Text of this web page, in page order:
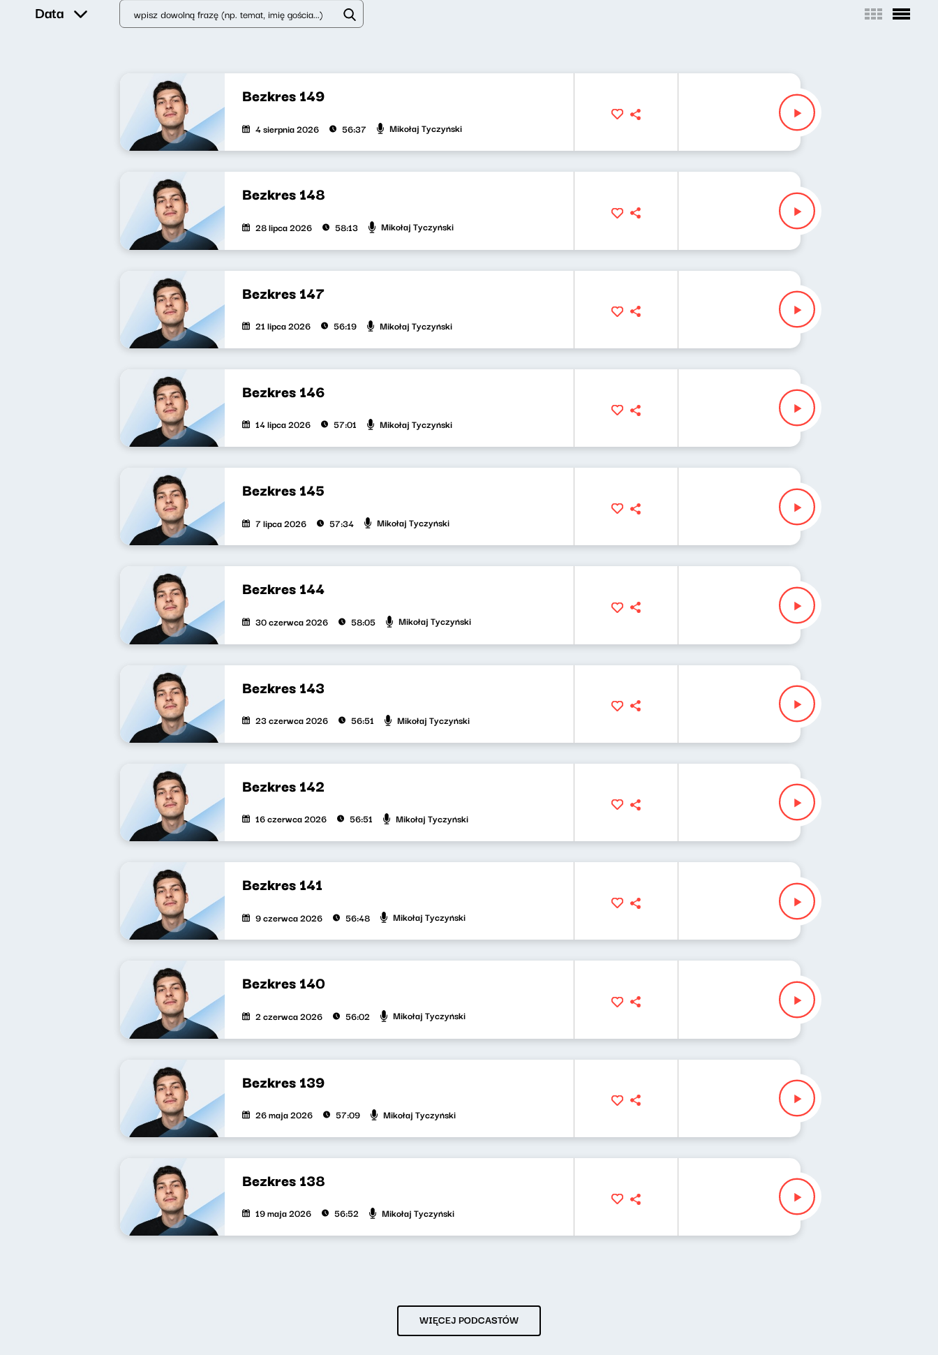
Data
Bezkres 149
4 sierpnia 2026 56:37 Mikołaj Tyczyński
Bezkres 148
28 lipca 2026 58:13 Mikołaj Tyczyński
Bezkres 147
21 lipca 2026 56:19 Mikołaj Tyczyński
Bezkres 146
14 lipca 2026 57:01 Mikołaj Tyczyński
Bezkres 145
7 lipca 2026 57:34 Mikołaj Tyczyński
Bezkres 144
30 czerwca 2026 58:05 Mikołaj Tyczyński
Bezkres 143
23 czerwca 2026 56:51 Mikołaj Tyczyński
Bezkres 142
16 czerwca 2026 56:51 Mikołaj Tyczyński
Bezkres 141
9 czerwca 2026 56:48 Mikołaj Tyczyński
Bezkres 140
2 czerwca 2026 56:02 Mikołaj Tyczyński
Bezkres 139
26 maja 2026 57:09 Mikołaj Tyczyński
Bezkres 138
19 maja 2026 56:52 Mikołaj Tyczyński
WIĘCEJ PODCASTÓW